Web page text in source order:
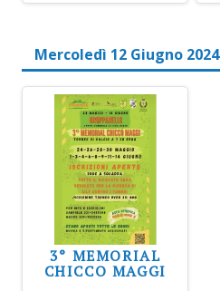
Mercoledì 12 Giugno 2024
3° MEMORIAL
CHICCO MAGGI